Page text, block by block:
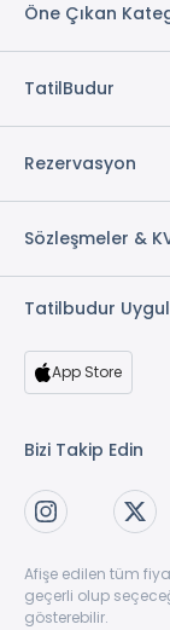
Öne Çıkan
TatilBudur
Rezervasyon
Sözleşmeler &
Tatilbudur
App Store
Bizi Takip Edin
Afişe edilen tüm
geçerli olup
gösterebilir.